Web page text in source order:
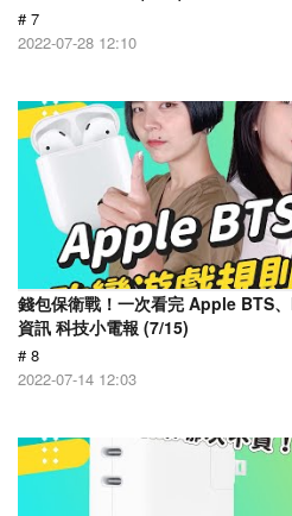
# 7
2022-07-28 12:10
錢包保衛戰！一次看完 Apple BTS
資訊 科技小電報 (7/15)
# 8
2022-07-14 12:03